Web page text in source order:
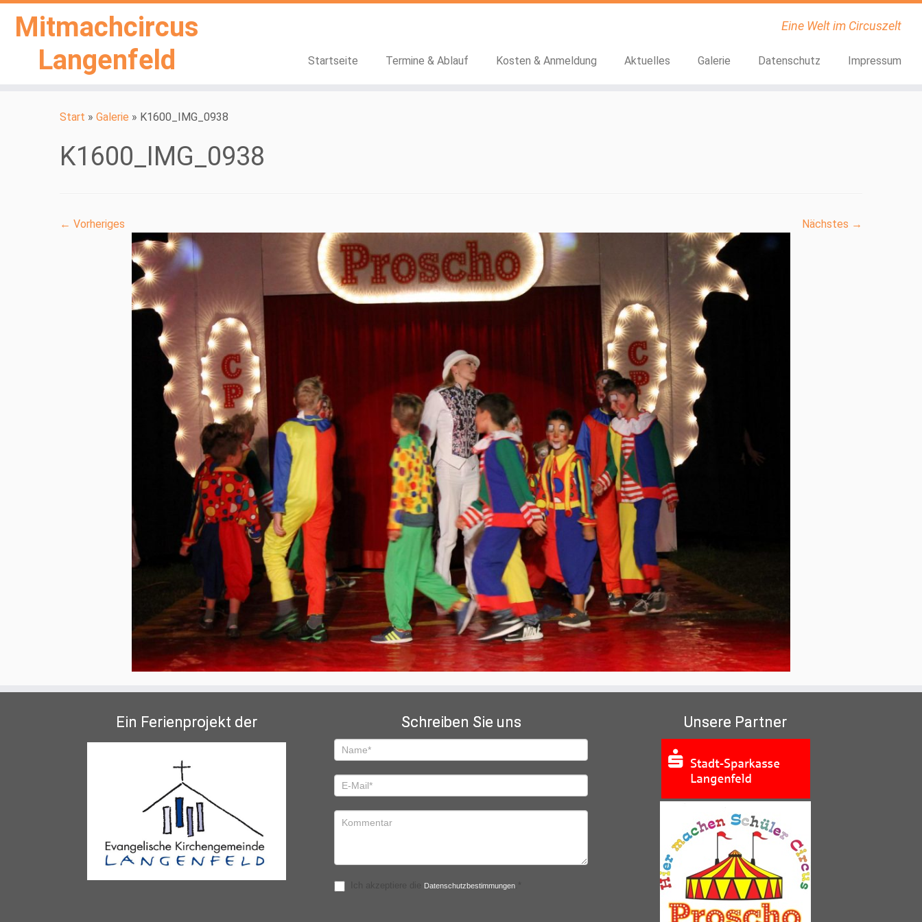
Mitmachcircus
Langenfeld
Eine Welt im Circuszelt
Startseite Termine & Ablauf Kosten & Anmeldung Aktuelles Galerie Datenschutz Impressum
Start » Galerie » K1600_IMG_0938
K1600_IMG_0938
← Vorheriges Nächstes →
Ein Ferienprojekt der Schreiben Sie uns
Schreiben
Sie
uns
Datenschutzbestimmungen
Unsere Partner